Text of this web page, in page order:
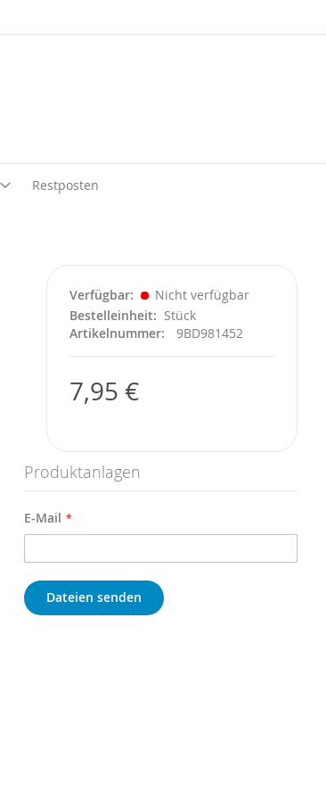
Restposten
Verfügbar
Nicht verfügbar
Bestelleinheit
Stück
Artikelnummer
9BD981452
7,95 €
Produktanlagen
E-Mail
Dateien senden